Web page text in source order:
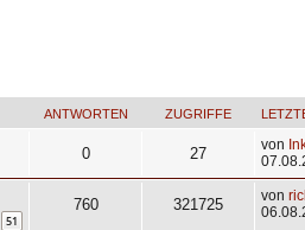
ANTWORTEN ZUGRIFFE
0 27 von
51
760 321725 von